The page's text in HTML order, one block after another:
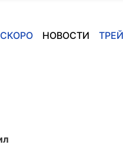
СКОРО НОВОСТИ